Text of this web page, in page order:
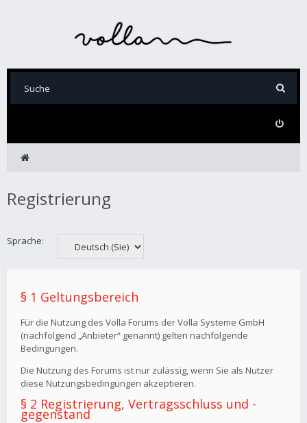
Registrierung
Sprache:
§ 1 Geltungsbereich
Für die Nutzung des Volla Forums der Volla Systeme GmbH
(nachfolgend „Anbieter“ genannt) gelten nachfolgende
Bedingungen.
Die Nutzung des Forums ist nur zulässig, wenn Sie als Nutzer
diese Nutzungsbedingungen akzeptieren.
§ 2 Registrierung, Vertragsschluss und -
gegenstand